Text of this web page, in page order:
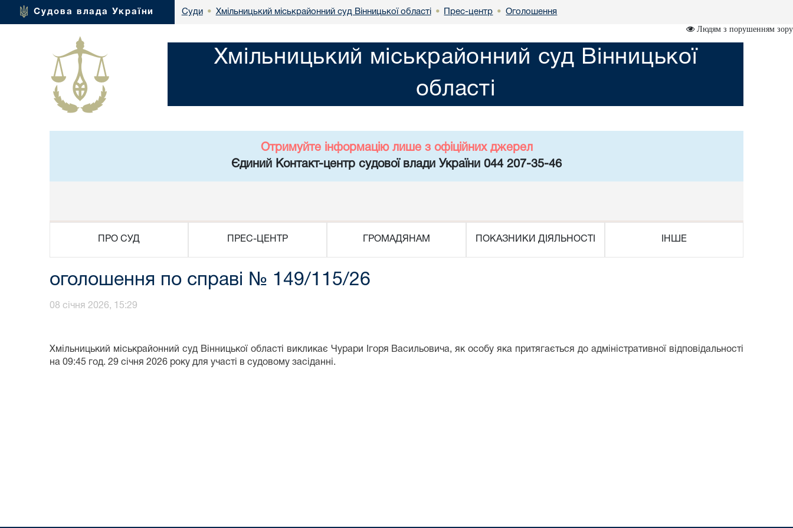
Судова влада України Суди • Хмільницький міськрайонний суд Вінницької області • Прес-центр • Оголошення
Людям з порушенням зору
Хмільницький міськрайонний суд Вінницької
області
Отримуйте інформацію лише з офіційних джерел
Єдиний Контакт-центр судової влади України 044 207-35-46
ПРО СУД ПРЕС-ЦЕНТР ГРОМАДЯНАМ ПОКАЗНИКИ ДІЯЛЬНОСТІ ІНШЕ
оголошення по справі № 149/115/26
08 січня 2026, 15:29
Хмільницький міськрайонний суд Вінницької області викликає Чурари Ігоря Васильовича, як особу яка притягається до адміністративної відповідальності
на 09:45 год. 29 січня 2026 року для участі в судовому засіданні.